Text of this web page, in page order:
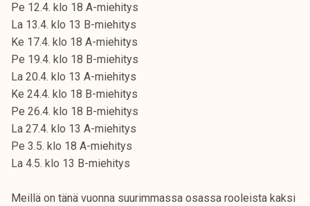
Pe 12.4. klo 18 A-miehitys
La 13.4. klo 13 B-miehitys
Ke 17.4. klo 18 A-miehitys
Pe 19.4. klo 18 B-miehitys
La 20.4. klo 13 A-miehitys
Ke 24.4. klo 18 B-miehitys
Pe 26.4. klo 18 B-miehitys
La 27.4. klo 13 A-miehitys
Pe 3.5. klo 18 A-miehitys
La 4.5. klo 13 B-miehitys
Meillä on tänä vuonna suurimmassa osassa rooleista kaksi